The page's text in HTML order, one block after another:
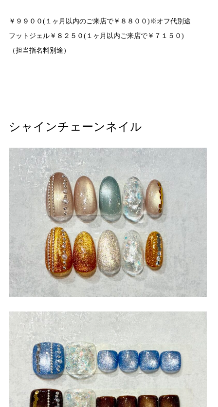
￥９９００(１ヶ月以内のご来店で￥８８００)※オフ代別途
フットジェル￥８２５０(１ヶ月以内ご来店で￥７１５０)
（担当指名料別途）
シャインチェーンネイル